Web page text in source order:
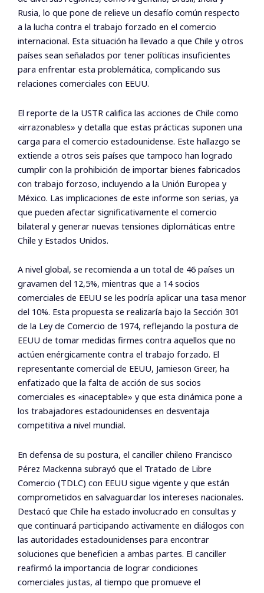
Rusia, lo que pone de relieve un desafío común respecto
a la lucha contra el trabajo forzado en el comercio
internacional. Esta situación ha llevado a que Chile y otros
países sean señalados por tener políticas insuficientes
para enfrentar esta problemática, complicando sus
relaciones comerciales con EEUU.
El reporte de la USTR califica las acciones de Chile como
«irrazonables» y detalla que estas prácticas suponen una
carga para el comercio estadounidense. Este hallazgo se
extiende a otros seis países que tampoco han logrado
cumplir con la prohibición de importar bienes fabricados
con trabajo forzoso, incluyendo a la Unión Europea y
México. Las implicaciones de este informe son serias, ya
que pueden afectar significativamente el comercio
bilateral y generar nuevas tensiones diplomáticas entre
Chile y Estados Unidos.
A nivel global, se recomienda a un total de 46 países un
gravamen del 12,5%, mientras que a 14 socios
comerciales de EEUU se les podría aplicar una tasa menor
del 10%. Esta propuesta se realizaría bajo la Sección 301
de la Ley de Comercio de 1974, reflejando la postura de
EEUU de tomar medidas firmes contra aquellos que no
actúen enérgicamente contra el trabajo forzado. El
representante comercial de EEUU, Jamieson Greer, ha
enfatizado que la falta de acción de sus socios
comerciales es «inaceptable» y que esta dinámica pone a
los trabajadores estadounidenses en desventaja
competitiva a nivel mundial.
En defensa de su postura, el canciller chileno Francisco
Pérez Mackenna subrayó que el Tratado de Libre
Comercio (TDLC) con EEUU sigue vigente y que están
comprometidos en salvaguardar los intereses nacionales.
Destacó que Chile ha estado involucrado en consultas y
que continuará participando activamente en diálogos con
las autoridades estadounidenses para encontrar
soluciones que beneficien a ambas partes. El canciller
reafirmó la importancia de lograr condiciones
comerciales justas, al tiempo que promueve el